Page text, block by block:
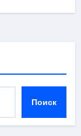
Поиск